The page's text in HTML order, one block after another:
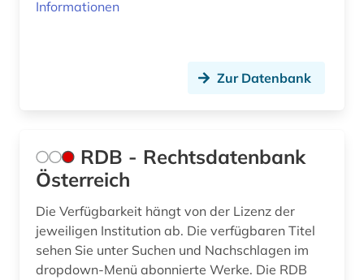
Informationen
Zur Datenbank
RDB - Rechtsdatenbank
Österreich
Die Verfügbarkeit hängt von der Lizenz der
jeweiligen Institution ab. Die verfügbaren Titel
sehen Sie unter Suchen und Nachschlagen im
dropdown-Menü abonnierte Werke. Die RDB